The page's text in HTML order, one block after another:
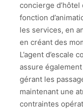
concierge
fonction
les services, en
en créant des
L’agent d’escale
assure
gérant les
maintenant une
contraintes